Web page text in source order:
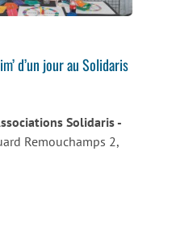
d’un jour au Solidaris
Solidaris -
Remouchamps 2,